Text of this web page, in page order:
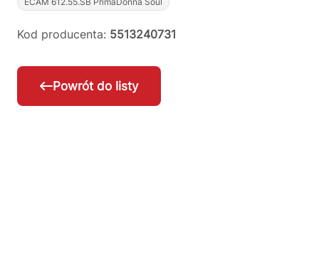
Kod producenta: 5513240731
Powrót do listy